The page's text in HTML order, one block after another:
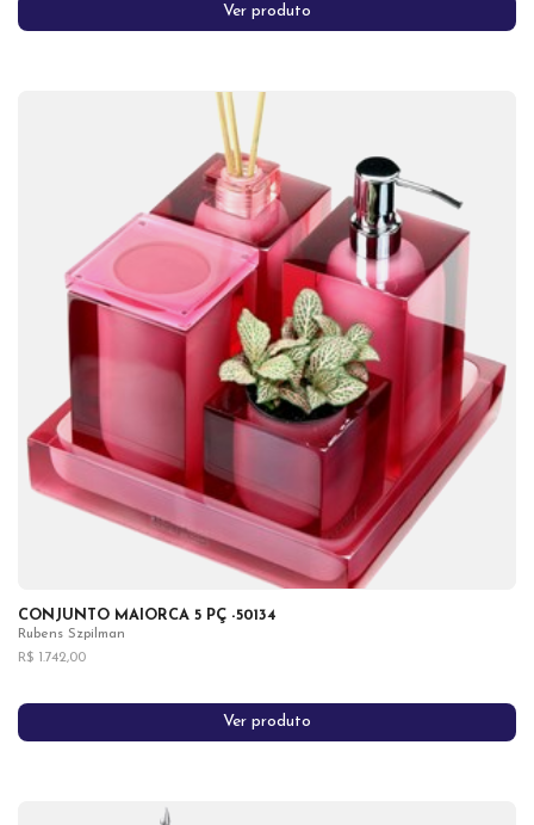
Ver produto
CONJUNTO MAIORCA 5 PÇ -50134
Rubens Szpilman
R$ 1.742,00
Ver produto